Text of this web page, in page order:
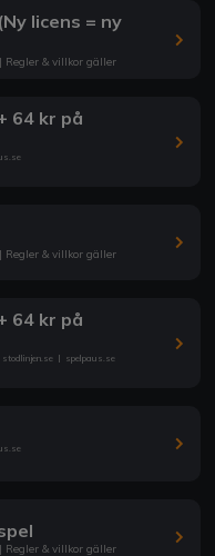
licens = ny
Regler & villkor gäller
64 kr på
Regler & villkor gäller
64 kr på
stodlinjen.se | spelpaus.se
Regler & villkor gäller